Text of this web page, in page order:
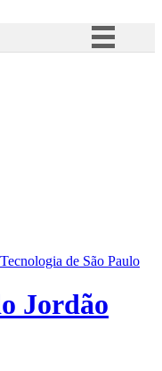
à informação
de São Paulo
Jordão